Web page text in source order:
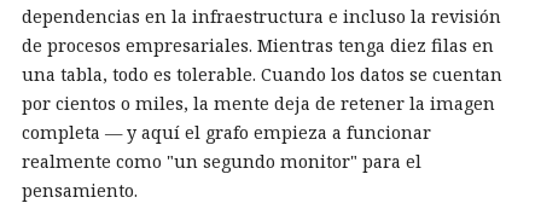
dependencias en la infraestructura e incluso la revisión
de procesos empresariales. Mientras tenga diez filas en
una tabla, todo es tolerable. Cuando los datos se cuentan
por cientos o miles, la mente deja de retener la imagen
completa — y aquí el grafo empieza a funcionar
realmente como "un segundo monitor" para el
pensamiento.